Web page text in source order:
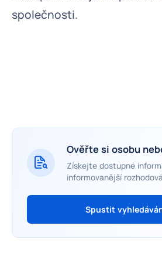
společnosti.
Ověřte si osobu
Získejte dostupné
informovanější
Spustit